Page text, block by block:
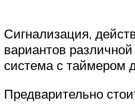
Сигнализация,
вариантов
система с таймером
Предварительно